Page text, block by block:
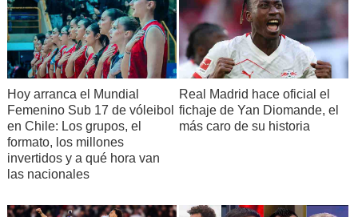
Hoy arranca el Mundial
Femenino Sub 17 de vóleibol
en Chile: Los grupos, el
formato, los millones
invertidos y a qué hora van
las nacionales
Real Madrid hace oficial el
fichaje de Yan Diomande, el
más caro de su historia